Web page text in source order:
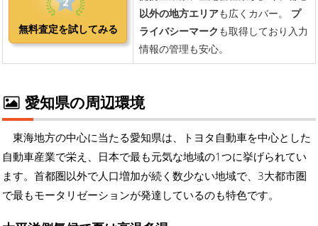
愛知県の周辺環境
東海地方の中心に当たる愛知県は、トヨタ自動車を中心とした
自動車産業で栄え、日本で最も元気な地域の1つに挙げられてい
ます。首都圏以外で人口増加が続く数少ない地域で、3大都市圏
で最もモータリゼーションが発達しているのも特色です。